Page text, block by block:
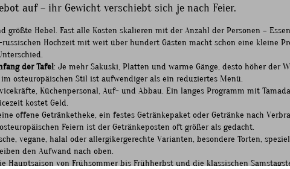
auf – ihr Gewicht verschiebt sich je nach Feier.
größte Hebel. Fast alle Kosten skalieren mit der Anzahl der Personen –
Hochzeit mit weit über hundert Gästen macht schon eine kleine
der Tafel: Je mehr Sakuski, Platten und warme Gänge, desto höher der
osteuropäischen Stil ist aufwendiger als ein reduziertes Menü.
Küchenpersonal, Auf- und Abbau. Ein langes Programm mit
kostet Geld.
offene Getränketheke, ein festes Getränkepaket oder Getränke nach
Feiern ist der Getränkeposten oft größer als gedacht.
vegane, halal oder allergikergerechte Varianten, besondere Torten,
den Aufwand nach oben.
Hauptsaison von Frühsommer bis Frühherbst und die klassischen